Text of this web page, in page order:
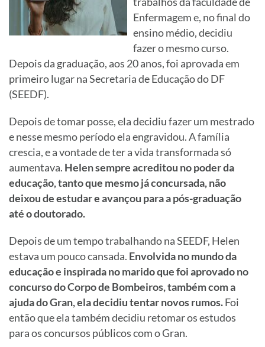
Enfermagem e, no final do
ensino médio, decidiu
fazer o mesmo curso.
Depois da graduação, aos 20 anos, foi aprovada em
primeiro lugar na Secretaria de Educação do DF
(SEEDF).
Depois de tomar posse, ela decidiu fazer um mestrado
e nesse mesmo período ela engravidou. A família
crescia, e a vontade de ter a vida transformada só
aumentava. Helen sempre acreditou no poder da
educação, tanto que mesmo já concursada, não
deixou de estudar e avançou para a pós-graduação
até o doutorado.
Depois de um tempo trabalhando na SEEDF, Helen
estava um pouco cansada. Envolvida no mundo da
educação e inspirada no marido que foi aprovado no
concurso do Corpo de Bombeiros, também com a
ajuda do Gran, ela decidiu tentar novos rumos.Foi
então que ela também decidiu retomar os estudos
para os concursos públicos com o Gran.